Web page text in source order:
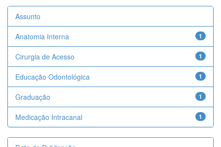
Assunto
1
Anatomia Interna
1
Cirurgia de Acesso
1
Educação Odontológica
1
Graduação
1
Medicação Intracanal